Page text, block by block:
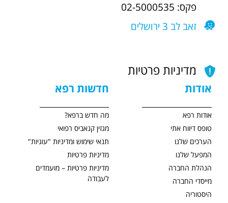
פקס: 02-5000535
זאב לב 3 ירושלים
מדיניות פרטיות
אודות
אודות רפא
טופס דיווח אתי
הערכים שלנו
המפעל שלנו
הנהלת החברה
מייסדי החברה
היסטוריה
חדשות רפא
מה חדש ברפא?
מגזין קנאביס רפואי
תנאי שימוש ומדיניות "עוגיות"
מדיניות פרטיות
מדיניות פרטיות – מועמדים
לעבודה